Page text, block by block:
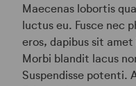
Maecenas lobortis
luctus eu. Fusce nec
eros, dapibus sit
Morbi blandit lacus
Suspendisse potenti.